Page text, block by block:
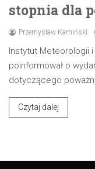
stopnia dla
Przemysław Kamiński
Instytut Meteorologii
poinformował o
dotyczącego
Czytaj dalej